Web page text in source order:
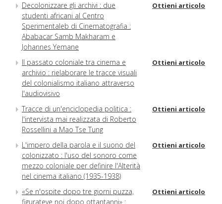
Decolonizzare gli archivi : due
studenti africani al Centro
Sperimentaleb di Cinematografia :
Ababacar Samb Makharam e
Johannes Yemane
Ottieni articolo
Il passato coloniale tra cinema e
archivio : rielaborare le tracce visuali
del colonialismo italiano attraverso
l'audiovisivo
Ottieni articolo
Tracce di un'enciclopedia politica :
l'intervista mai realizzata di Roberto
Rossellini a Mao Tse Tung
Ottieni articolo
L'impero della parola e il suono del
colonizzato : l'uso del sonoro come
mezzo coloniale per definire l'Alterità
nel cinema italiano (1935-1938)
Ottieni articolo
«Se n'ospite dopo tre giorni puzza,
figurateve noi dopo ottantanni» :
Ottieni articolo